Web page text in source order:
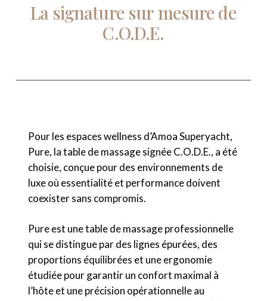
La signature sur mesurede
C.O.D.E.
Pour les espaces wellness d’Amoa Superyacht,
Pure, la table de massage signée C.O.D.E., a été
choisie, conçue pour des environnements de
luxe où essentialité et performance doivent
coexister sans compromis.
Pure est une table de massage professionnelle
qui se distingue par des lignes épurées, des
proportions équilibrées et une ergonomie
étudiée pour garantir un confort maximal à
l’hôte et une précision opérationnelle au